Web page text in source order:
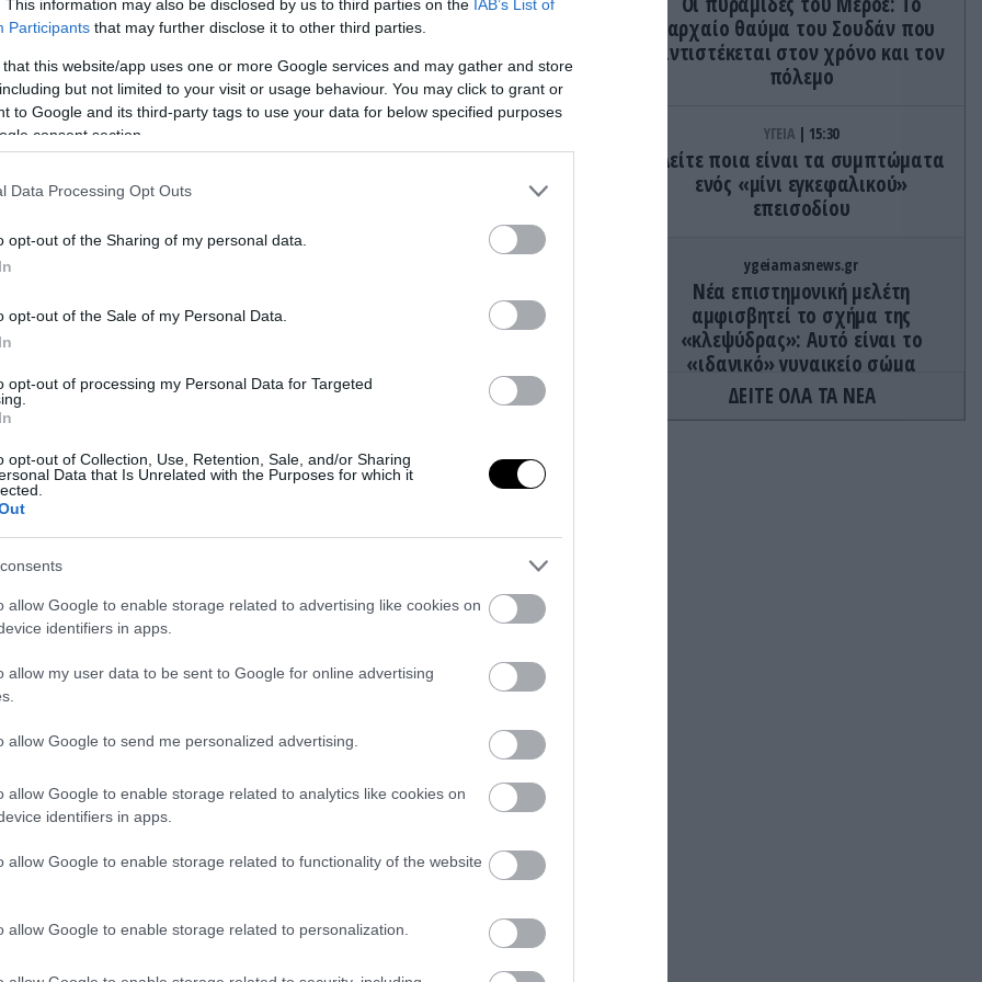
This information may also be disclosed by us to third parties on the IAB’s List of
Participants that may further disclose it to other third parties.
that this website/app uses one or more Google services and may gather and store
but not limited to your visit or usage behaviour. You may click to grant or
to Google and its third-party tags to use your data for below specified purposes
consent section.
Data Processing Opt Outs
opt-out of the Sharing of my personal data.
opt-out of the Sale of my Personal Data.
opt-out of processing my Personal Data for Targeted
opt-out of Collection, Use, Retention, Sale, and/or Sharing
Data that Is Unrelated with the Purposes for which it
allow Google to enable storage related to advertising like cookies on
identifiers in apps.
allow my user data to be sent to Google for online advertising
allow Google to send me personalized advertising.
allow Google to enable storage related to analytics like cookies on
identifiers in apps.
allow Google to enable storage related to functionality of the website
allow Google to enable storage related to personalization.
Τόση ώστε να μην χρειάζονται επαναφόρτιση
ή 200 χλμ. σε συνθήκες ψύχους ή ζέστης, οπότε
νυν μοντέλα, όπως αυτά που δημιούργησαν το χάος
τα Χριστούγεννα, έχουν «ονομαστική»
500 χλμ. και αποδεικνύεται ότι στα 150 χλμ. θέλουν
Στην Ελλάδα αυτό είναι ένα καλό
να υπήρχαν ποιος δέχεται να σταματά 6-8 ώρες και
το αυτοκίνητό του σε μία εκδρομή των 48 ωρών;
όμως υπήρξε και άλλη μία ενδιαφέρουσα παρέμβαση
αρμοδίου του βαυαρικού κολοσσού:Το μέγεθος των
στα ΙΧ έχει φτάσει σε οριακό επίπεδο και αύξηση
αυτονομίας θα δημιουργούσε περαιτέρω
περιβάλλοντος!
του μοντέλου xDrive 60 που φοράει μια
οι 109,1 kWh, οεπικεφαλής εξέλιξης της
Weber, ήταν σαφής:
δεν μπορούν
να κάνουν τις μπαταρίες όλο και
γιατί τότε τα ηλεκτρονικά οχήματα ως μία λύση
αρχαίο θαύμα του Σουδάν που
αντιστέκεται στον χρόνο και τον
πόλεμο
ΥΓΕΙΑ 15:30
Δείτε ποια είναι τα συμπτώματα
ενός «μίνι εγκεφαλικού»
επεισοδίου
ygeiamasnews.gr
Νέα επιστημονική μελέτη
αμφισβητεί το σχήμα της
«κλεψύδρας»: Αυτό είναι το
«ιδανικό» γυναικείο σώμα
ΔΙΕΘΝΗΣ ΑΣΦΑΛΕΙΑ 15:21
ΔΕΙΤΕ ΟΛΑ ΤΑ ΝΕΑ